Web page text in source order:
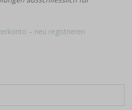
– neu registrieren